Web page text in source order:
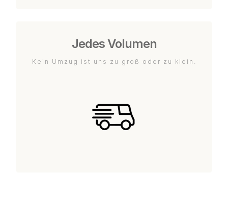
Jedes Volumen
Kein Umzug ist uns zu groß oder zu klein.